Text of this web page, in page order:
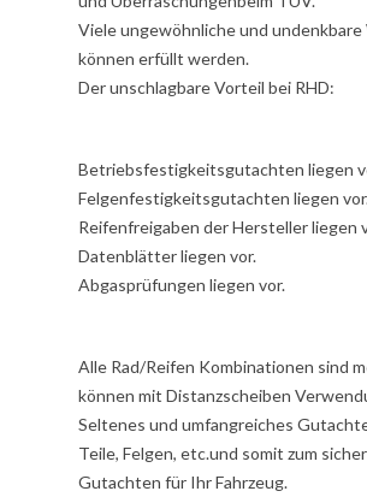
Viele ungewöhnliche und
können erfüllt werden.
Der unschlagbare Vorteil bei RHD:
Betriebsfestigkeitsgutachten liegen
Felgenfestigkeitsgutachten liegen
Reifenfreigaben der Hersteller liegen
Datenblätter liegen vor.
Abgasprüfungen liegen vor.
Alle Rad/Reifen Kombinationen sind
können mit Distanzscheiben
Seltenes und umfangreiches
Teile, Felgen, etc.und somit zum
Gutachten für Ihr Fahrzeug.